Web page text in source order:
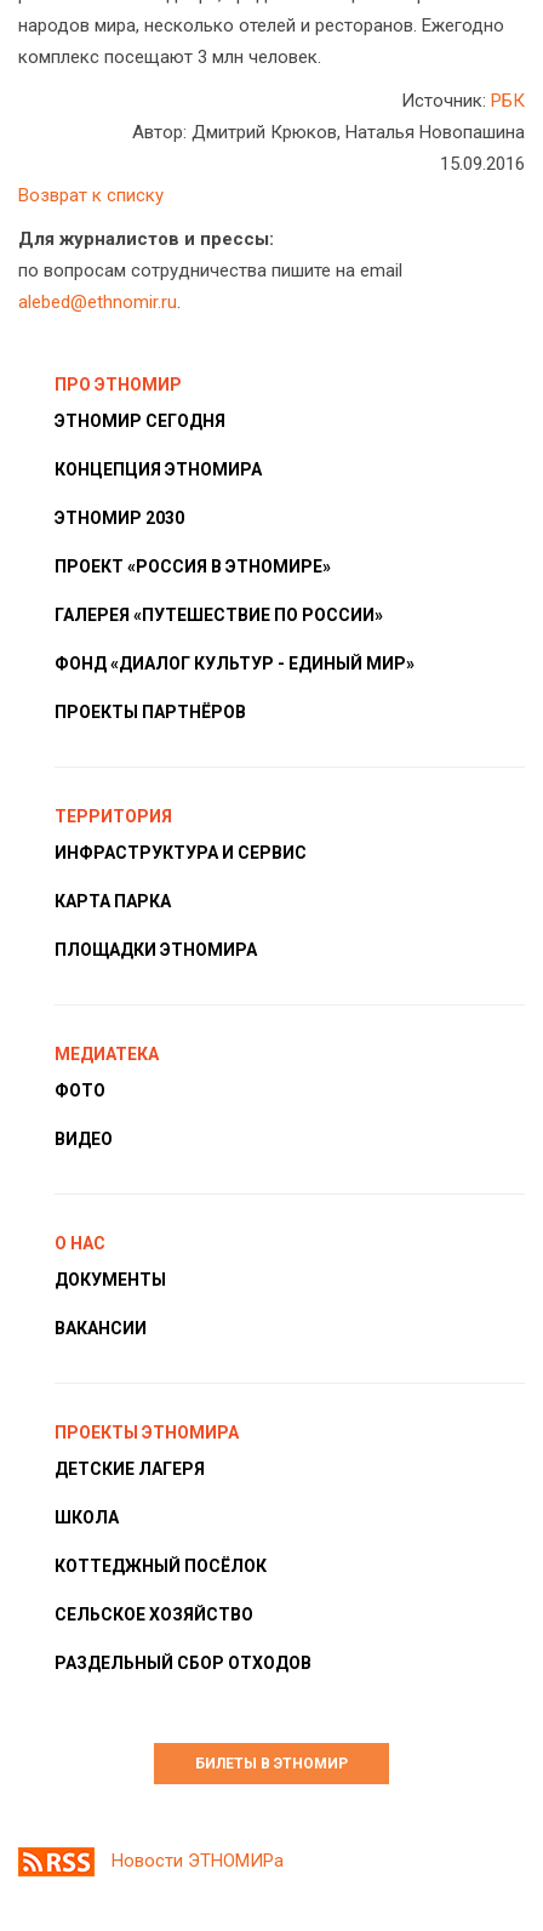
народов мира, несколько отелей и ресторанов. Ежегодно
комплекс посещают 3 млн человек.
Источник: РБК
Автор: Дмитрий Крюков, Наталья Новопашина
15.09.2016
Возврат к списку
Для журналистов и прессы:
по вопросам сотрудничества пишите на email
alebed@ethnomir.ru.
ПРО ЭТНОМИР
ЭТНОМИР СЕГОДНЯ
КОНЦЕПЦИЯ ЭТНОМИРА
ЭТНОМИР 2030
ПРОЕКТ «РОССИЯ В ЭТНОМИРЕ»
ГАЛЕРЕЯ «ПУТЕШЕСТВИЕ ПО РОССИИ»
ФОНД «ДИАЛОГ КУЛЬТУР - ЕДИНЫЙ МИР»
ПРОЕКТЫ ПАРТНЁРОВ
ТЕРРИТОРИЯ
ИНФРАСТРУКТУРА И СЕРВИС
КАРТА ПАРКА
ПЛОЩАДКИ ЭТНОМИРА
МЕДИАТЕКА
ФОТО
ВИДЕО
О НАС
ДОКУМЕНТЫ
ВАКАНСИИ
ПРОЕКТЫ ЭТНОМИРА
ДЕТСКИЕ ЛАГЕРЯ
ШКОЛА
КОТТЕДЖНЫЙ ПОСЁЛОК
СЕЛЬСКОЕ ХОЗЯЙСТВО
РАЗДЕЛЬНЫЙ СБОР ОТХОДОВ
БИЛЕТЫ В ЭТНОМИР
Новости ЭТНОМИРа